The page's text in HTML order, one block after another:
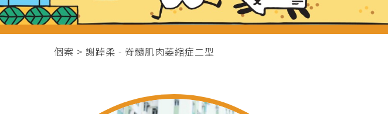
個案 > 謝踔柔 - 脊髓肌肉萎縮症二型